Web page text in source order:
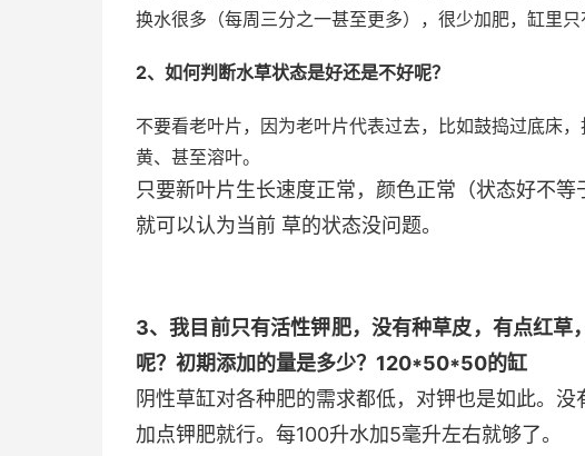
换水很多（每周三分之一甚至更多），很少加肥，缸里只
2、如何判断水草状态是好还是不好呢？
不要看老叶片，因为老叶片代表过去，比如鼓捣过底床
黄、甚至溶叶。
只要新叶片生长速度正常，颜色正常（状态好不等
就可以认为当前 草的状态没问题。
3、我目前只有活性钾肥，没有种草皮，有点红草
呢？初期添加的量是多少？120*50*50的缸
阴性草缸对各种肥的需求都低，对钾也是如此。
加点钾肥就行。每100升水加5毫升左右就够了。